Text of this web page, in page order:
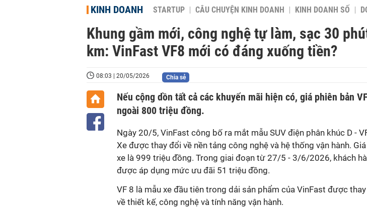
KINH DOANH STARTUP CÂU CHUYỆN KINH DOANH KINH DOANH SỐ
Khung gầm mới, công nghệ tự làm, sạc 30
km: VinFast VF8 mới có đáng xuống tiền?
08:03 | 20/05/2026 Chia sẻ
Nếu cộng dồn tất cả các khuyến mãi hiện có, giá phiên bản
ngoài 800 triệu đồng.
Ngày 20/5, VinFast công bố ra mắt mẫu SUV điện phân khúc D -
Xe được thay đổi về nền tảng công nghệ và hệ thống vận hành.
xe là 999 triệu đồng. Trong giai đoạn từ 27/5 - 3/6/2026, khách
được áp dụng mức ưu đãi 51 triệu đồng.
VF 8 là mẫu xe đầu tiên trong dải sản phẩm của VinFast được
về thiết kế, công nghệ và tính năng vận hành.